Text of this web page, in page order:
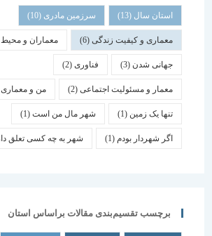
استان سال(13) سرزمین مادری(10)
معماری و کیفیت زندگی(6) معماران و محیط زیست(5)
جهانی شدن(3) فناوری (2)
معمار و مسئولیت اجتماعی (2) من و معماری (1)
تنها یک زمین(1) شهر مال من است(1)
اگر شهردار بودم (1) شهر به چه کسی تعلق دارد(1)
برچسب تقسیم‌بندی مقالات براساس استان